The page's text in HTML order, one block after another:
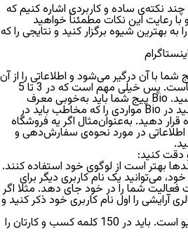
نکته‌ی ساده و کاربردی اشاره کنیم که
با رعایت این نکات مطمئناً خواهید
بهترین شیوه برگزار کنید و نتایجی را که
با آن درگیر می‌شود و اطلاعاتی را از آن
برداشت می‌کند، Bio پیج شماست. پس خیلی مهم است که در 3 تا 5
ثانیه‌ی اول چطور به نظر می‌رسید. Bio پیج شما باید به‌خوبی معرف
کسب‌و‌کار شما باشد. سعی کنید در Bio مواردی را که مخاطب باید در
قرار دهید. به‌عنوان‌مثال اگر یه فروشگاه
آنلاین دارید بهتر است در Bio اطلاعاتی در مورد نحوه‌ی سفارش‌دهی و
دقت کنید:
بهتر است از لوگوی خود استفاده کنند.
می‌توانید یک نام کاربری دیگر برای
فعالیت شما را در خود جای دهد. مثلا اگر
آرایشی را اول نام کاربری خود ذکر کنید و
مهمترین بخش بایو است. باید در 150 کلمه کسب و کارتان را